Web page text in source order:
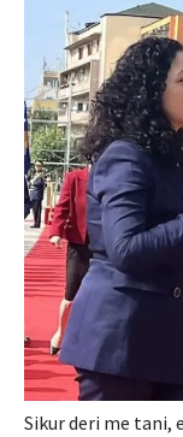
Sikur deri me tani,